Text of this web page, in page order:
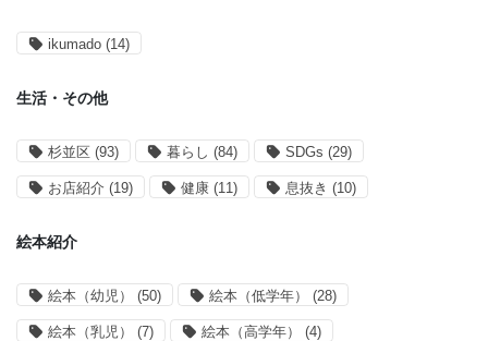
ikumado (14)
生活・その他
杉並区 (93) 暮らし (84) SDGs (29)
お店紹介 (19) 健康 (11) 息抜き (10)
絵本紹介
絵本（幼児） (50) 絵本（低学年） (28)
絵本（乳児） (7) 絵本（高学年） (4)